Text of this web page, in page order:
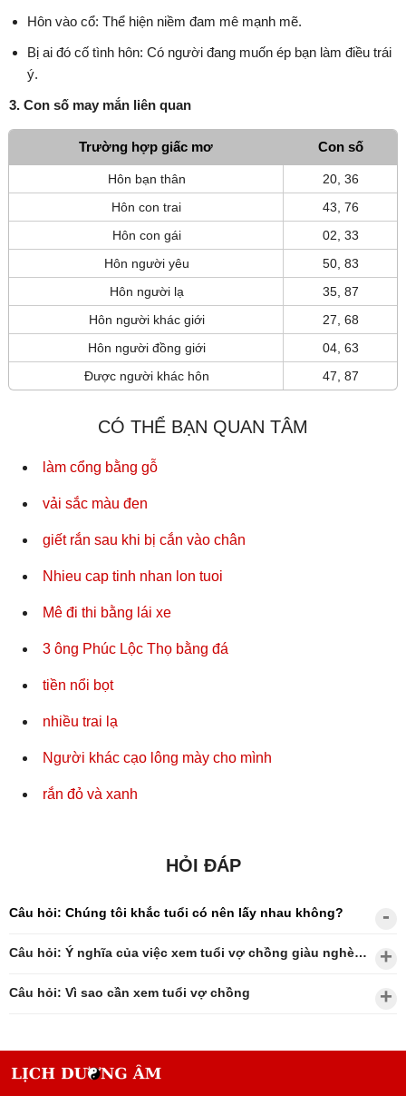
Hôn vào cổ: Thể hiện niềm đam mê mạnh mẽ.
Bị ai đó cố tình hôn: Có người đang muốn ép bạn làm điều trái
ý.
3. Con số may mắn liên quan
Trường hợp giấc mơ Con số
Hôn bạn thân
20, 36
Hôn con trai
43, 76
Hôn con gái
02, 33
Hôn người yêu
50, 83
Hôn người lạ
35, 87
Hôn người khác giới
27, 68
Hôn người đồng giới
04, 63
Được người khác hôn
47, 87
CÓ THỂ BẠN QUAN TÂM
làm cổng bằng gỗ
vải sắc màu đen
giết rắn sau khi bị cắn vào chân
Nhieu cap tinh nhan lon tuoi
Mê đi thi bằng lái xe
3 ông Phúc Lộc Thọ bằng đá
tiền nổi bọt
nhiều trai lạ
Người khác cạo lông mày cho mình
rắn đỏ và xanh
HỎI ĐÁP
Câu hỏi: Chúng tôi khắc tuổi có nên lấy nhau không?
Câu hỏi: Ý nghĩa của việc xem tuổi vợ chồng giàu nghèo?
Câu hỏi: Vì sao cần xem tuổi vợ chồng